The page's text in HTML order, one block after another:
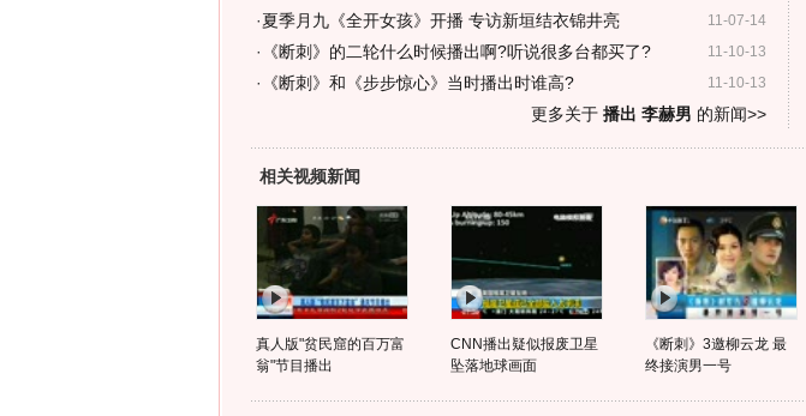
11-07-14
·夏季月九《全开女孩》开播 专访新垣结衣锦井亮
11-10-13
· 《断刺》的二轮什么时候播出啊?听说很多台都买了?
11-10-13
· 《断刺》和《步步惊心》当时播出时谁高?
更多关于 播出 李赫男 的新闻>>
相关视频新闻
真人版"贫民窟的百万富
翁"节目播出
CNN播出疑似报废卫星
坠落地球画面
《断刺》3邀柳云龙 最
终接演男一号